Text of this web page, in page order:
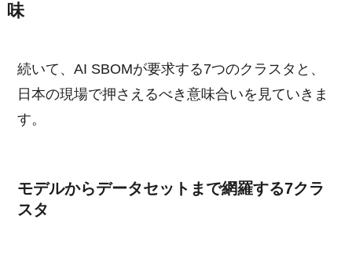
味
続いて、AI SBOMが要求する7つのクラスタと、
日本の現場で押さえるべき意味合いを見ていきま
す。
モデルからデータセットまで網羅する7クラ
スタ